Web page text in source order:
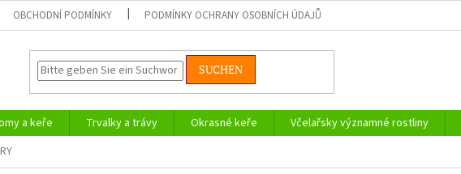
OBCHODNÍ PODMÍNKY PODMÍNKY OCHRANY OSOBNÍCH ÚDAJŮ
SUCHEN
a keře Trvalky a trávy Okrasné keře Včelařsky významné rostliny